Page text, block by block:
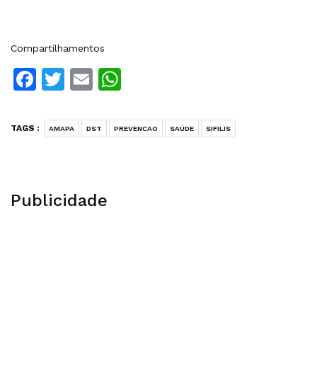
Compartilhamentos
Facebook
Twitter
Email
TAGS : AMAPA DST PREVENCAO SAÚDE SIFILIS
Publicidade